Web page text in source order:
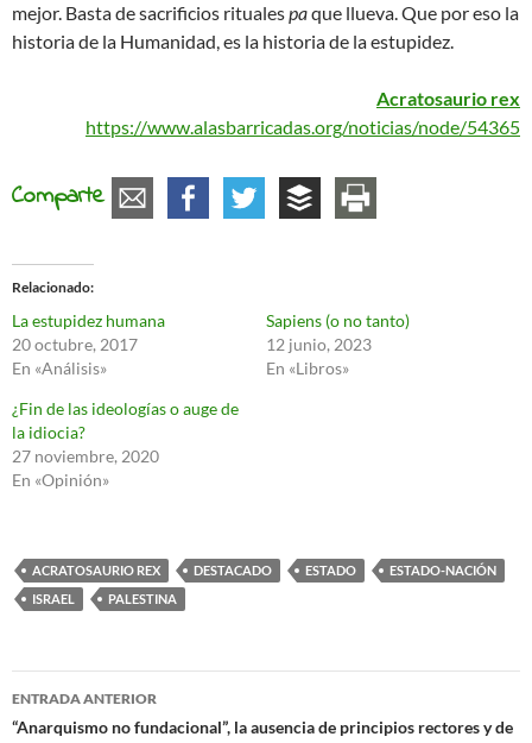
mejor. Basta de sacrificios ritualespaque llueva. Que por eso la
historia de la Humanidad, es la historia de la estupidez.
Acratosaurio rex
https://www.alasbarricadas.org/noticias/node/54365
Comparte
Relacionado
La estupidez humana
20 octubre, 2017
En «Análisis»
Sapiens (o no tanto)
12 junio, 2023
En «Libros»
¿Fin de las ideologías o auge de
la idiocia?
27 noviembre, 2020
En «Opinión»
ACRATOSAURIO REX DESTACADO ESTADO
ESTADO-NACIÓN
ISRAEL
PALESTINA
Navegación
de
ENTRADA ANTERIOR
“Anarquismo no fundacional”, la ausencia de principios rectores y de